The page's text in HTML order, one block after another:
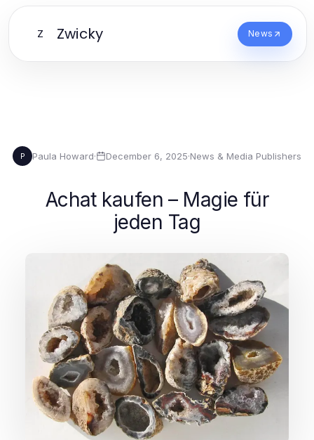
Z Zwicky News
P Paula Howard· December 6, 2025·News & Media Publishers
Achat kaufen – Magie für
jeden Tag